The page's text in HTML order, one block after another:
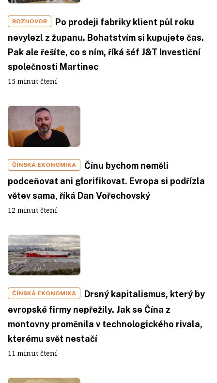
ROZHOVOR
Po prodeji fabriky klient půl roku
nevylezl z županu. Bohatstvím si kupujete čas.
Pak ale řešíte, co s ním, říká šéf J&T Investiční
společnosti Martinec
15 minut čtení
ČÍNSKÁ EKONOMIKA
Čínu bychom neměli
podceňovat ani glorifikovat. Evropa si podřízla
větev sama, říká Dan Vořechovský
12 minut čtení
ČÍNSKÁ EKONOMIKA
Drsný kapitalismus, který by
evropské firmy nepřežily. Jak se Čína z
montovny proměnila v technologického rivala,
kterému svět nestačí
11 minut čtení